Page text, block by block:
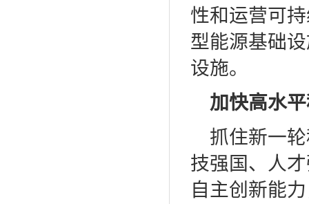
性和运营可
型能源基础
设施。
加快高水
抓住新一
技强国、人
自主创新能